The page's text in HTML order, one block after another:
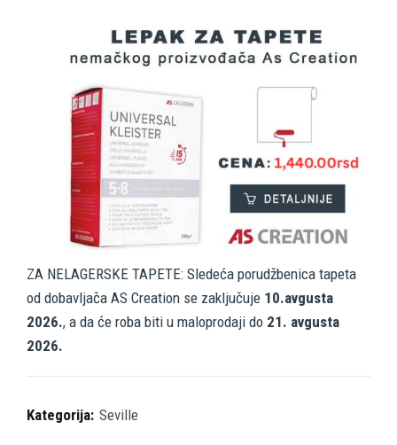
ZA NELAGERSKE TAPETE: Sledeća porudžbenica tapeta
od dobavljača AS Creation se zaključuje 10.avgusta
2026., a da će roba biti u maloprodaji do 21. avgusta
2026.
Kategorija: Seville